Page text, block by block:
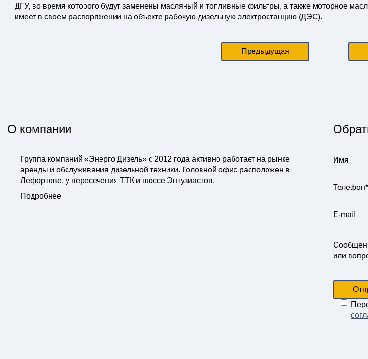
ДГУ, во время которого будут заменены масляный и топливные фильтры, а также моторное
имеет в своем распоряжении на объекте рабочую дизельную электростанцию (ДЭС).
Предыдущая
О компании
Группа компаний «Энерго Дизель» с 2012 года активно работает на рынке
аренды и обслуживания дизельной техники. Головной офис расположен в
Лефортове, у пересечения ТТК и шоссе Энтузиастов.
Подробнее
Имя
Телефон*
E-mail
или